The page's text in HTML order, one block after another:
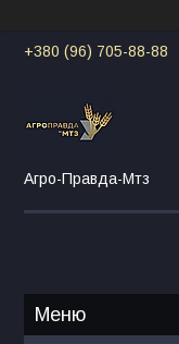
+380 (96) 705-88-88
Агро-Правда-Мтз